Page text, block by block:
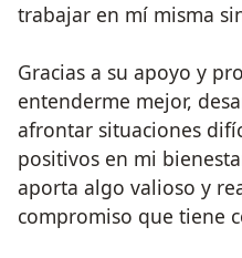
trabajar en mí misma
Gracias a su apoyo y
entenderme mejor,
afrontar situaciones
positivos en mi
aporta algo valioso y
compromiso que tiene